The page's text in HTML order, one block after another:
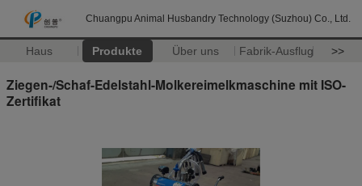
Chuangpu Animal Husbandry Technology (Suzhou) Co., Ltd.
Haus Produkte Über uns Fabrik-Ausflug >>
Ziegen-/Schaf-Edelstahl-Molkereimelkmaschine mit ISO-
Zertifikat